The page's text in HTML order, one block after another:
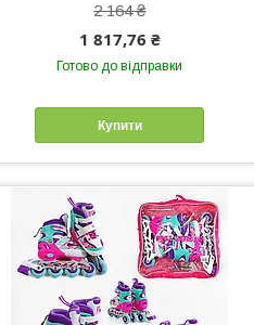
2 164 ₴
1 817,76 ₴
Готово до відправки
Купити